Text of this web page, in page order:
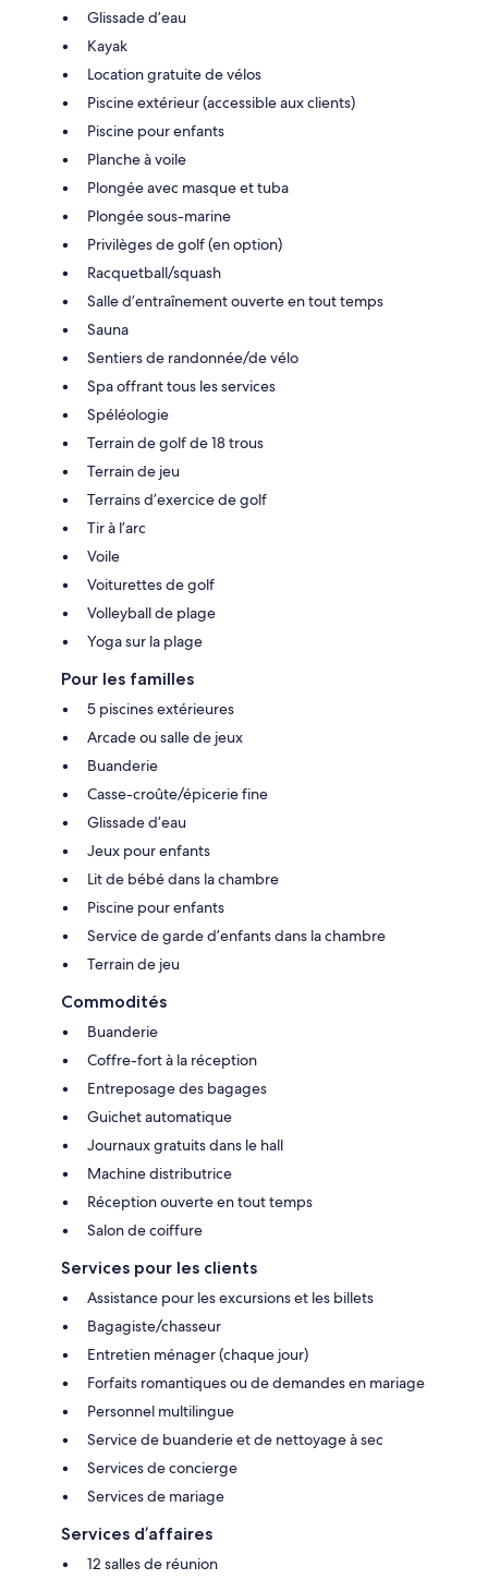
Glissade d’eau
Kayak
Location gratuite de vélos
Piscine extérieur (accessible aux clients)
Piscine pour enfants
Planche à voile
Plongée avec masque et tuba
Plongée sous-marine
Privilèges de golf (en option)
Racquetball/squash
Salle d’entraînement ouverte en tout temps
Sauna
Sentiers de randonnée/de vélo
Spa offrant tous les services
Spéléologie
Terrain de golf de 18 trous
Terrain de jeu
Terrains d’exercice de golf
Tir à l’arc
Voile
Voiturettes de golf
Volleyball de plage
Yoga sur la plage
Pour les familles
5 piscines extérieures
Arcade ou salle de jeux
Buanderie
Casse-croûte/épicerie fine
Glissade d’eau
Jeux pour enfants
Lit de bébé dans la chambre
Piscine pour enfants
Service de garde d’enfants dans la chambre
Terrain de jeu
Commodités
Buanderie
Coffre-fort à la réception
Entreposage des bagages
Guichet automatique
Journaux gratuits dans le hall
Machine distributrice
Réception ouverte en tout temps
Salon de coiffure
Services pour les clients
Assistance pour les excursions et les billets
Bagagiste/chasseur
Entretien ménager (chaque jour)
Forfaits romantiques ou de demandes en mariage
Personnel multilingue
Service de buanderie et de nettoyage à sec
Services de concierge
Services de mariage
Services d’affaires
12 salles de réunion